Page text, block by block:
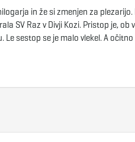
in že si zmenjen za
SV Raz v Divji Kozi. Pristop je,
sestop se je malo vlekel. A